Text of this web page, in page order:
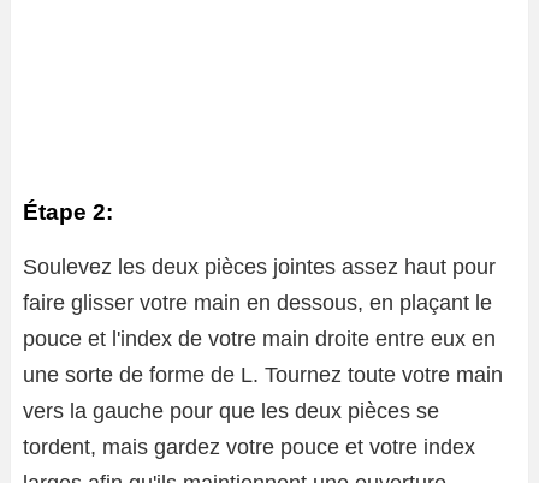
Étape 2:
Soulevez les deux pièces jointes assez haut pour
faire glisser votre main en dessous, en plaçant le
pouce et l'index de votre main droite entre eux en
une sorte de forme de L. Tournez toute votre main
vers la gauche pour que les deux pièces se
tordent, mais gardez votre pouce et votre index